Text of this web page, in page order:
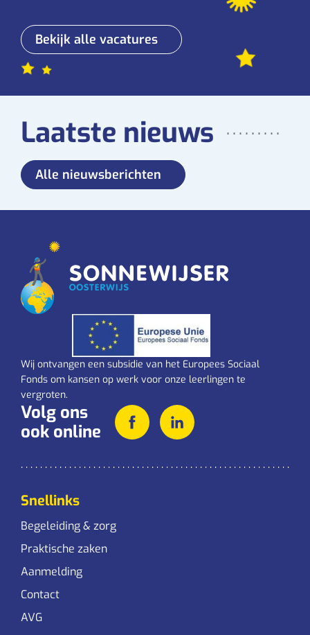
Bekijk alle vacatures
Laatste nieuws
Alle nieuwsberichten
Wij ontvangen een subsidie van het Europees Sociaal
Fonds om kansen op werk voor onze leerlingen te
vergroten.
Volg ons
ook online
Snellinks
Begeleiding & zorg
Praktische zaken
Aanmelding
Contact
AVG